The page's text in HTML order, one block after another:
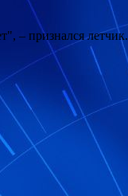
– признался летчик.